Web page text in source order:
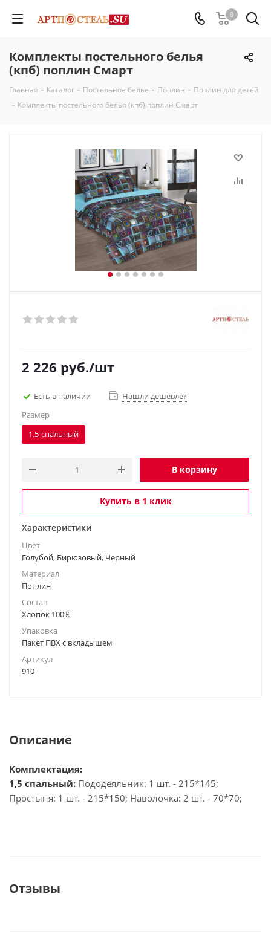
0
Комплекты постельного белья
(кпб) поплин Смарт
Главная - Каталог - Постельное белье - Поплин - Поплин для детей
- Комплекты постельного белья (кпб) поплин Смарт
2 226 руб./шт
Есть в наличии
Нашли дешевле?
Размер
1.5-спальный
В корзину
Купить в 1 клик
Характеристики
Цвет
Голубой, Бирюзовый, Черный
Материал
Поплин
Состав
Хлопок 100%
Упаковка
Пакет ПВХ с вкладышем
Артикул
910
Описание
Комплектация:
1,5 спальный: Пододеяльник: 1 шт. - 215*145;
Простыня: 1 шт. - 215*150; Наволочка: 2 шт. - 70*70;
Отзывы